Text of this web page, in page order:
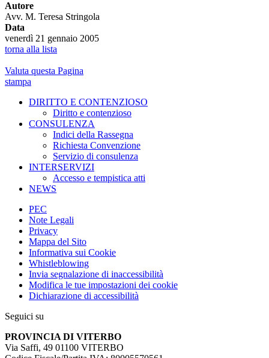
Autore
Avv. M. Teresa Stringola
Data
venerdì 21 gennaio 2005
torna alla lista
Valuta questa Pagina
stampa
DIRITTO E CONTENZIOSO
Diritto e contenzioso
CONSULENZA
Indici della Rassegna
Richiesta Convenzione
Servizio di consulenza
INTERSERVIZI
Accesso e tempistica atti
NEWS
PEC
Note Legali
Privacy
Mappa del Sito
Informativa sui Cookie
Whistleblowing
Invia segnalazione di inaccessibilità
Modifica le tue impostazioni dei cookie
Dichiarazione di accessibilità
Seguici su
PROVINCIA DI VITERBO
Via Saffi, 49 01100 VITERBO